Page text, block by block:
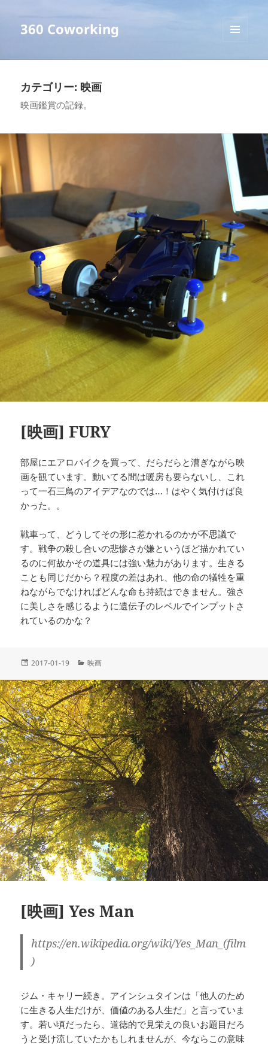
360 Coworking
ーとウ
カテゴリー: 映画
映画鑑賞の記録。
[映画] FURY
部屋にエアロバイクを買って、だらだらと漕ぎながら映
画を観ています。動いてる間は暖房も要らないし、これ
って一石三鳥のアイデアなのでは…！はやく気付けば良
かった。。
戦車って、どうしてその形に惹かれるのかが不思議で
す。戦争の殺し合いの悲惨さが嫌というほど描かれてい
るのに何故かその道具には強い魅力があります。生きる
ことも同じだから？程度の差はあれ、他の命の犠牲を重
ねながらでなければどんな命も持続はできません。強さ
に美しさを感じるように遺伝子のレベルでインプットさ
れているのかな？
投
日:
2017-01-19
カ
ゴ
リ
ー
映画
[映画] Yes Man
https://en.wikipedia.org/wiki/Yes_Man_(film
)
ジム・キャリー続き。アインシュタインは「他人のため
に生きる人生だけが、価値のある人生だ」と言っていま
す。若い頃だったら、道徳的で見栄えの良いお題目だろ
うと受け流していたかもしれませんが、今ならこの意味